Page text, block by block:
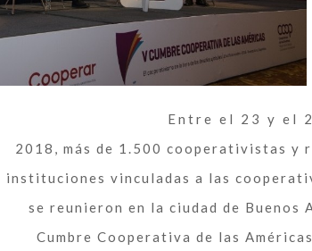
Entre el 23 y el
2018, más de 1.500 cooperativistas y
instituciones vinculadas a las
se reunieron en la ciudad de Buenos
Cumbre Cooperativa de las